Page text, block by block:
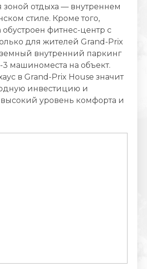
зоной отдыха — внутреннем
стиле. Кроме того,
фитнес-центр с
для жителей Grand-Prix
внутренний паркинг
3 машиноместа на объект.
в Grand-Prix House значит
инвестицию и
уровень комфорта и